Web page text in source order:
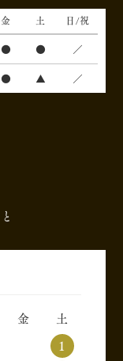
金 土 日/祝
● ● ／
● ▲ ／
金 土
1